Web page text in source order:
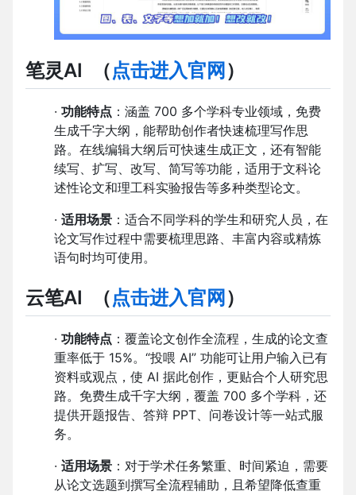
笔灵AI （点击进入官网 ）
· 功能特点 ：涵盖 700 多个学科专业领域，免费
生成千字大纲，能帮助创作者快速梳理写作思
路。在线编辑大纲后可快速生成正文，还有智能
续写、扩写、改写、简写等功能，适用于文科论
述性论文和理工科实验报告等多种类型论文。
· 适用场景 ：适合不同学科的学生和研究人员，在
论文写作过程中需要梳理思路、丰富内容或精炼
语句时均可使用。
云笔AI （点击进入官网 ）
· 功能特点 ：覆盖论文创作全流程，生成的论文查
重率低于 15%。“投喂 AI” 功能可让用户输入已有
资料或观点，使 AI 据此创作，更贴合个人研究思
路。免费生成千字大纲，覆盖 700 多个学科，还
提供开题报告、答辩 PPT、问卷设计等一站式服
务。
· 适用场景 ：对于学术任务繁重、时间紧迫，需要
从论文选题到撰写全流程辅助，且希望降低查重